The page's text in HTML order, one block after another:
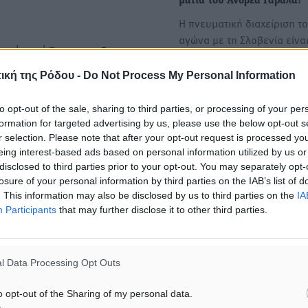
της Ρόδου - Do Not Process My Personal Information
opt-out of the sale, sharing to third parties, or processing of your
for targeted advertising by us, please use the below opt-out
selection. Please note that after your opt-out request is processed
interest-based ads based on personal information utilized by us
to third parties prior to your opt-out. You may separately
of your personal information by third parties on the IAB’s list of
This information may also be disclosed by us to third parties on the
Participants that may further disclose it to other third parties.
Data Processing Opt Outs
opt-out of the Sharing of my personal data.
ομάδες που θα
τελική φάση του
διοργάνωση
Κ17 στο Μαρόκο.
στην
Η πνευματική διαχείριση
αγώνα με τη Σλοβενία
με προπόνηση στο Ε.Α.Κ.
Μέρα προπόνησης είναι η
αυριανή για τη μικτή
κορασίδων. Οι…